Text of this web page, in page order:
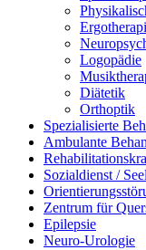
Logopädie
Diätetik
Orthoptik
Spezialisierte
Ambulante
Sozialdienst /
Zentrum für
Epilepsie
Neuro-Urologie